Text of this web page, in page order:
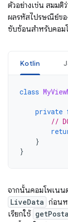
ตัวอย่างเช่น สมม
ผลรหัสไปรษณีย์ข
ซับซ้อนสําหรับคอม
Kotlin
class
private
//
}
}
จากนั้นคอมโพเนน
LiveData ก่อน
เรียกใช้